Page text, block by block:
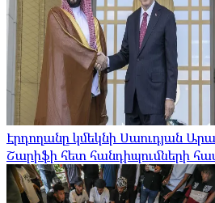
Էրդողանը կմեկնի Սաուդյան
Շարիֆի հետ հանդիպումների